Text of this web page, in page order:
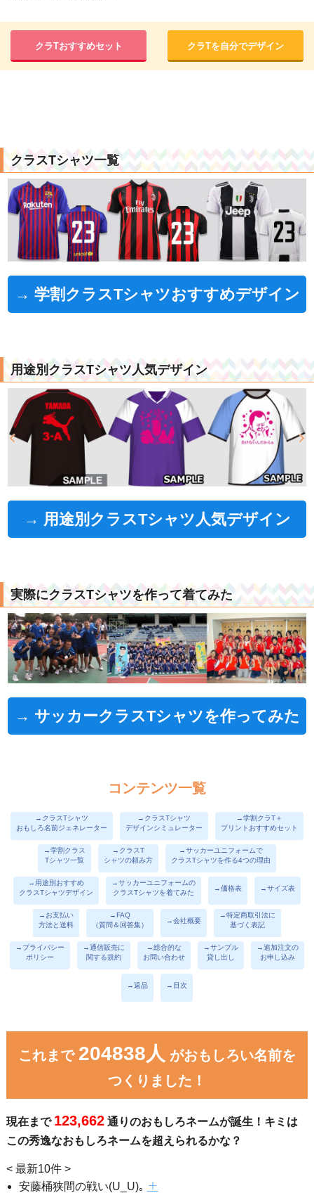
クラTおすすめセット クラTを自分でデザイン
クラスTシャツ一覧
→ 学割クラスTシャツおすすめデザイン
用途別クラスTシャツ人気デザイン
→ 用途別クラスTシャツ人気デザイン
実際にクラスTシャツを作って着てみた
→ サッカークラスTシャツを作ってみた
コンテンツ一覧
→クラスTシャツ
おもしろ名前ジェネレーター
→クラスTシャツ
デザインシミュレーター
→学割クラT＋
プリントおすすめセット
→学割クラス
Tシャツ一覧
→クラスT
シャツの頼み方
→サッカーユニフォームで
クラスTシャツを作る4つの理由
→用途別おすすめ
クラスTシャツデザイン
→サッカーユニフォームの
クラスTシャツを着てみた
→価格表 →サイズ表
→お支払い
方法と送料
→FAQ
（質問＆回答集）
→会社概要
→特定商取引法に
基づく表記
→プライバシー
ポリシー
→通信販売に
関する規約
→総合的な
お問い合わせ
→サンプル
貸し出し
→追加注文の
お申し込み
→返品 →目次
これまで 204838人 がおもしろい名前を
つくりました！
現在まで 123,662通りのおもしろネームが誕生！キミは
この秀逸なおもしろネームを超えられるかな？
< 最新10件 >
安藤桶狭間の戦い(U_U)｡ ＋